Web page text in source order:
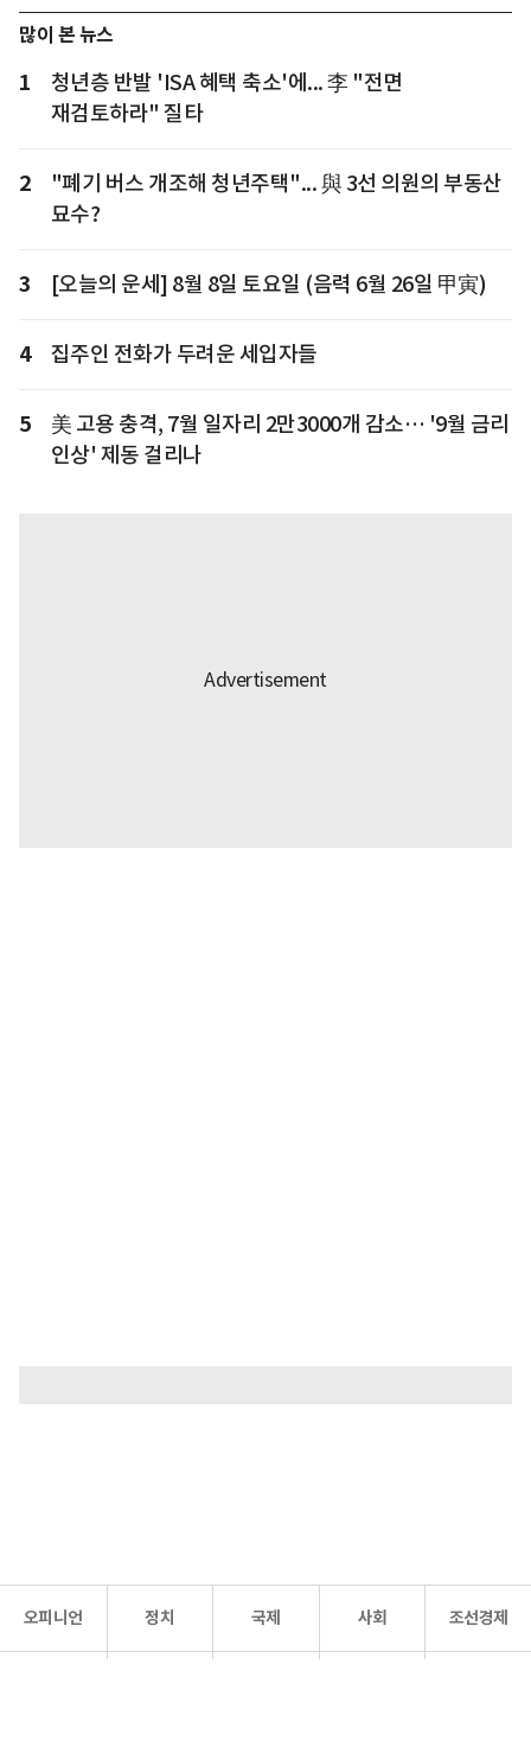
많이 본 뉴스
1
청년층 반발 'ISA 혜택 축소'에... 李 "전면
재검토하라" 질타
2
"폐기 버스 개조해 청년주택"... 與 3선 의원의 부동산
묘수?
3 [오늘의 운세] 8월 8일 토요일 (음력 6월 26일 甲寅)
4 집주인 전화가 두려운 세입자들
5
美 고용 충격, 7월 일자리 2만3000개 감소… '9월 금리
인상' 제동 걸리나
오피니언 정치 국제 사회 조선경제